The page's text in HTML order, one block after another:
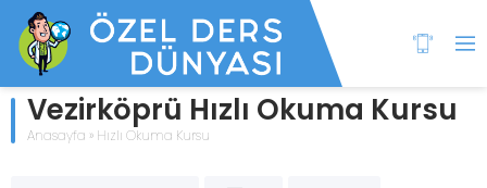
Vezirköprü Hızlı Okuma Kursu
Anasayfa » Hızlı Okuma Kursu